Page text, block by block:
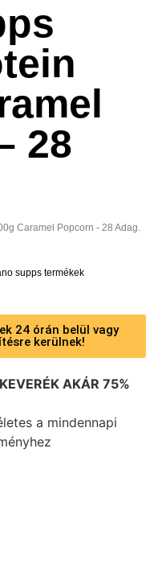
28
Caramel Popcorn - 28 Adag.
supps termékek
24 órán belül vagy
kerülnek!
AKÁR 75%
a mindennapi